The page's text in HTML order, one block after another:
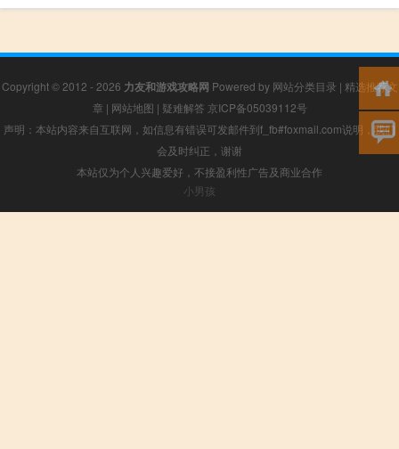
Copyright © 2012 - 2026 力友和游戏攻略网 Powered by 网站分类目录 | 精选推荐文
章 | 网站地图 | 疑难解答 京ICP备05039112号
声明：本站内容来自互联网，如信息有错误可发邮件到f_fb#foxmail.com说明，我们
会及时纠正，谢谢
本站仅为个人兴趣爱好，不接盈利性广告及商业合作
小男孩